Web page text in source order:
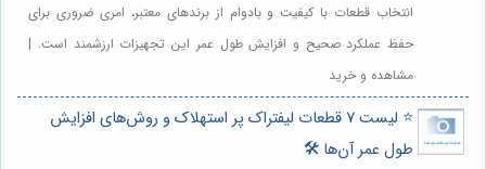
انتخاب قطعات با کیفیت و بادوام از برندهای معتبر، امری ضروری برای
حفظ عملکرد صحیح و افزایش طول عمر این تجهیزات ارزشمند است. |
مشاهده و خرید
⭐️ لیست 7 قطعات لیفتراک پر استهلاک و روش‌های افزایش
طول عمر آن‌ها 🛠️